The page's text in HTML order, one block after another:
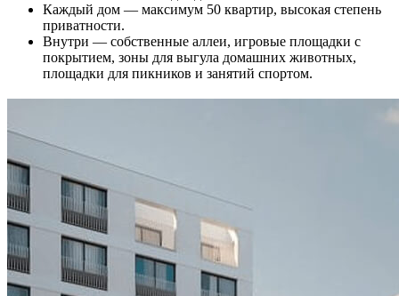
Каждый дом — максимум 50 квартир, высокая степень
приватности.
Внутри — собственные аллеи, игровые площадки с
покрытием, зоны для выгула домашних животных,
площадки для пикников и занятий спортом.